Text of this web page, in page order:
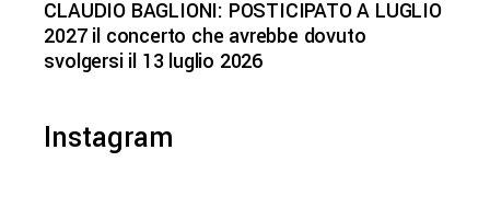
CLAUDIO BAGLIONI: POSTICIPATO A LUGLIO
2027 il concerto che avrebbe dovuto
svolgersi il 13 luglio 2026
Instagram